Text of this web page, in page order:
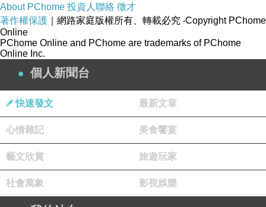
商品訊息簡述:
成功要趁早
商品網址
http://www.books.com.tw/exep/assp.php/vip--
af000027898/products/0010328798
-----------------------------------
About PChome 投資人聯絡 徵才
著作權保護 ｜網路家庭版權所有、轉載必究 ‧Copyright PChome
Online
PChome Online and PChome are trademarks of PChome
Online Inc.
個人新聞台
快速發文 最新文章
心情雜記 美食饗宴
藝文欣賞 旅遊玩家
社會萬象 影視娛樂